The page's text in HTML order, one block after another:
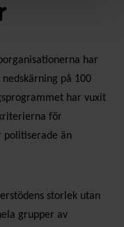
har
på 100
har vuxit
för
politiserade än
storlek utan
grupper av